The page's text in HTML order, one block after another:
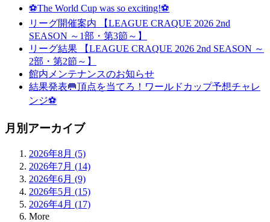
⚽The World Cup was so exciting!⚽
リーグ開催案内 【LEAGUE CRAQUE 2026 2nd
SEASON ～1部・第3節～】
リーグ結果 【LEAGUE CRAQUE 2026 2nd SEASON ～
2部・第2節～】
館内メンテナンスのお知らせ
結果発表🥅頂点を当てろ！ワールドカップ予想チャレ
ンジ⚽
月別アーカイブ
2026年8月 (5)
2026年7月 (14)
2026年6月 (9)
2026年5月 (15)
2026年4月 (17)
More